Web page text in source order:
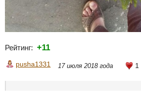
Рейтинг: +11
pusha1331 17 июля 2018 года 1